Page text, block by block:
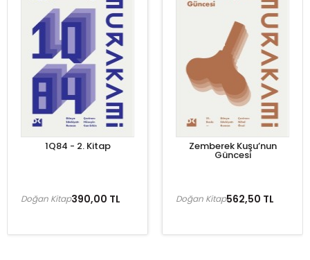
1Q84 - 2. Kitap
390,00 TL
Doğan Kitap
Zemberek Kuşu’nun
Güncesi
562,50 TL
Doğan Kitap